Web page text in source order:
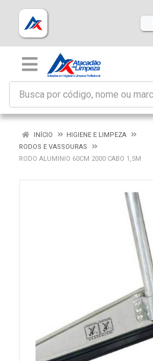
INÍCIO
HIGIENE E LIMPEZA
RODOS E VASSOURAS
RODO ALUMINIO 60CM 2000 CABO 1,5M